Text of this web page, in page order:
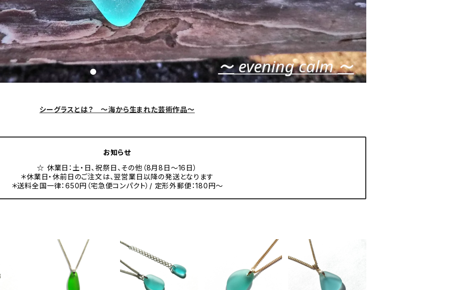
シーグラスとは？ ～海から生まれた芸術作品～
お知らせ
☆ 休業日：土・日、祝祭日、その他（8月8日～16日）
＊休業日・休前日のご注文は、翌営業日以降の発送となります
＊送料全国一律：650円（宅急便コンパクト）/ 定形外郵便：180円～